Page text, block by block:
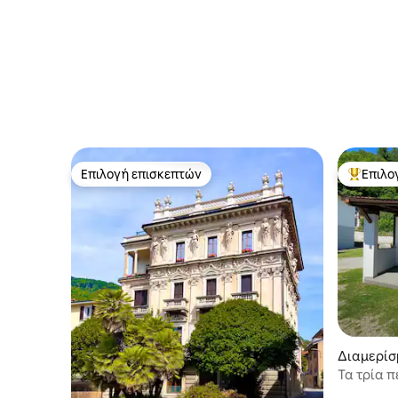
Επιλογή επισκεπτών
Επιλογή επισκεπτών
ικία
Τα τρία